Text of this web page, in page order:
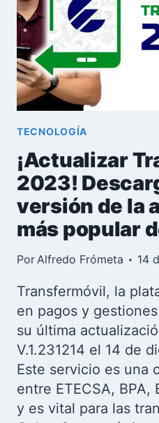
TECNOLOGÍA
¡Actualizar
2023!
versión de la
más popular
PorAlfredo Frómeta 14
Transfermóvil, la
en pagos y
su última
V.1.231214 el 14 de
Este servicio es una
entre ETECSA, BPA,
y es vital para las